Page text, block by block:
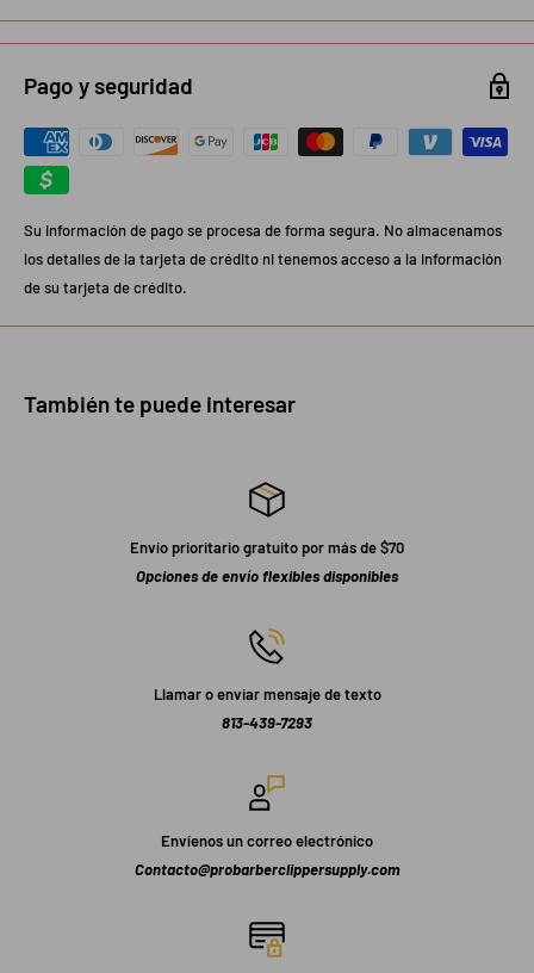
Pago y seguridad
Su información de pago se procesa de forma segura. No almacenamos
los detalles de la tarjeta de crédito ni tenemos acceso a la información
de su tarjeta de crédito.
También te puede interesar
Envío prioritario gratuito por más de $70
Opciones de envío flexibles disponibles
Llamar o enviar mensaje de texto
813-439-7293
Envíenos un correo electrónico
Contacto@probarberclippersupply.com